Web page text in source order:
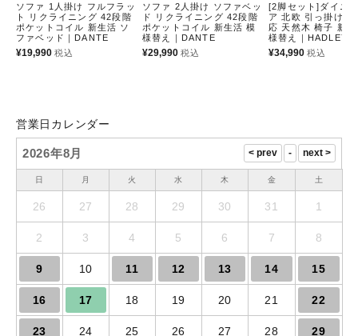
ソファ 1人掛け フルフラッ
ト リクライニング 42段階
ポケットコイル 新生活 ソ
ファベッド｜DANTE
¥19,990 税込
ソファ 2人掛け ソファベッ
ド リクライニング 42段階
ポケットコイル 新生活 模
様替え｜DANTE
¥29,990 税込
[2脚セット]ダイニ
ア 北欧 引っ掛け
応 天然木 椅子 新
様替え｜HADLEY
¥34,990 税込
営業日カレンダー
2026年8月
日 月 火 水 木 金 土
26 27 28 29 30 31 1
2 3 4 5 6 7 8
9 10 11 12 13 14 15
16 17 18 19 20 21 22
23 24 25 26 27 28 29